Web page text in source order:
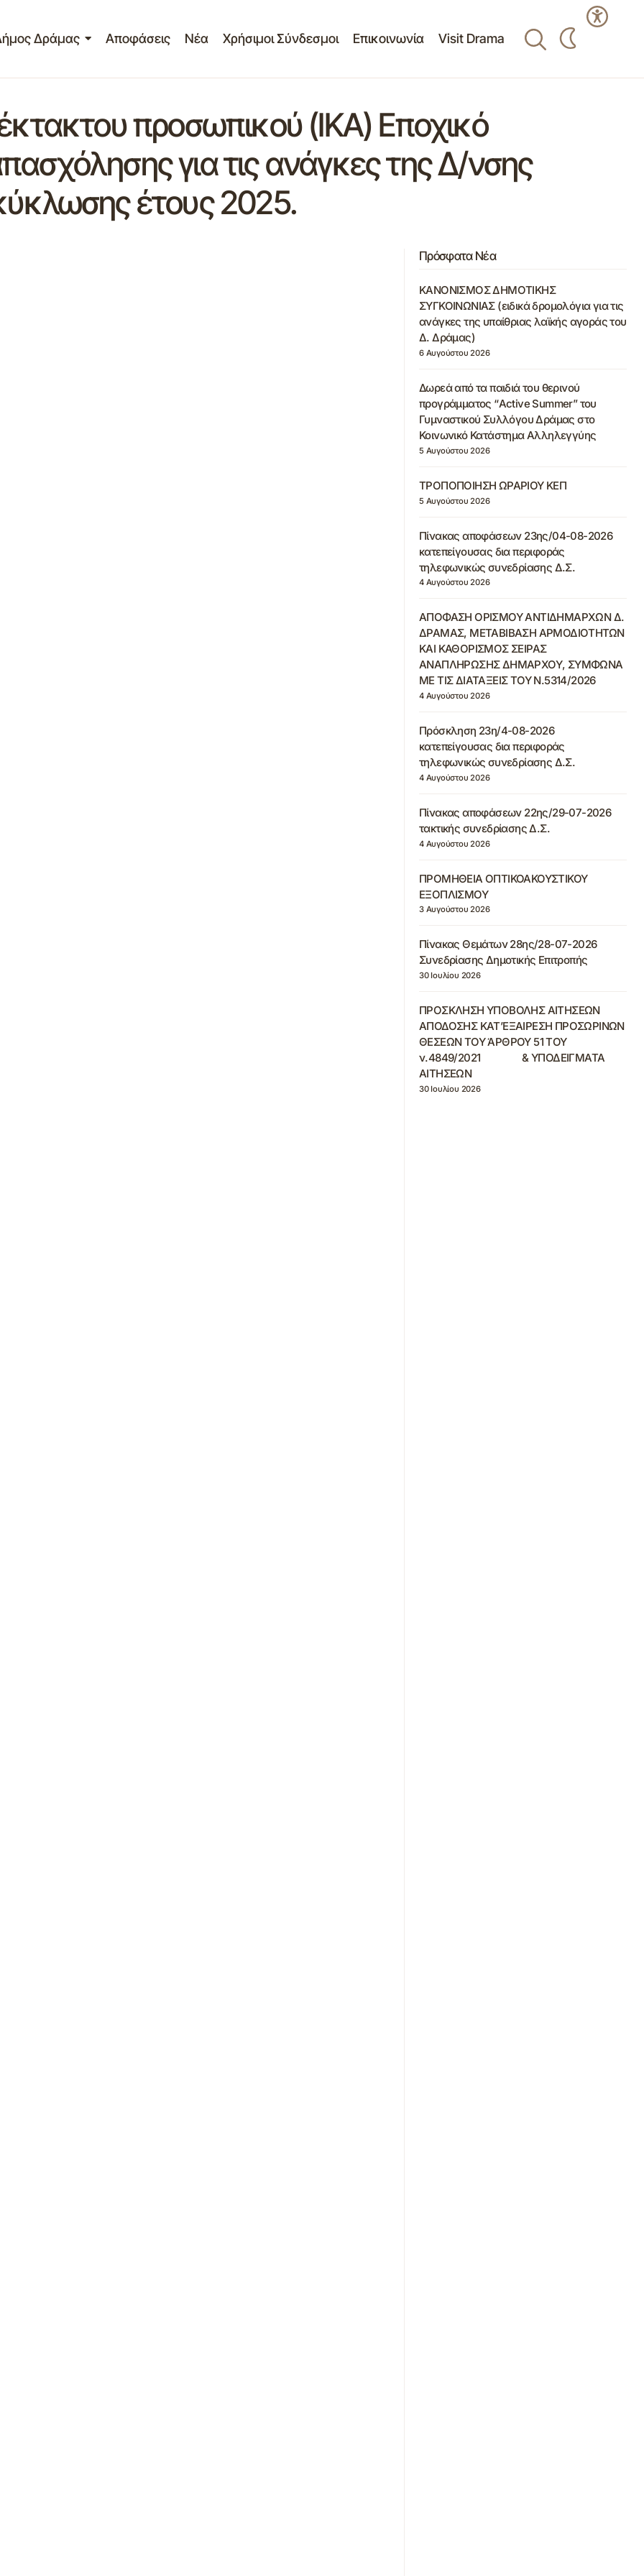
Δράμας Αποφάσεις Νέα Χρήσιμοι Σύνδεσμοι Επικοινωνία Visit Drama
προσωπικού (ΙΚΑ) Εποχικό
για τις ανάγκες της Δ/νσης
έτους 2025.
Πρόσφατα Νέα
ΚΑΝΟΝΙΣΜΟΣ ΔΗΜΟΤΙΚΗΣ
ΣΥΓΚΟΙΝΩΝΙΑΣ (ειδικά δρομολόγια για τις
ανάγκες της υπαίθριας λαϊκής αγοράς του
Δ. Δράμας)
6 Αυγούστου 2026
Δωρεά από τα παιδιά του θερινού
προγράμματος “Active Summer” του
Γυμναστικού Συλλόγου Δράμας στο
Κοινωνικό Κατάστημα Αλληλεγγύης
5 Αυγούστου 2026
ΤΡΟΠΟΠΟΙΗΣΗ ΩΡΑΡΙΟΥ ΚΕΠ
5 Αυγούστου 2026
Πίνακας αποφάσεων 23ης/04-08-2026
κατεπείγουσας δια περιφοράς
τηλεφωνικώς συνεδρίασης Δ.Σ.
4 Αυγούστου 2026
ΑΠΟΦΑΣΗ ΟΡΙΣΜΟΥ ΑΝΤΙΔΗΜΑΡΧΩΝ Δ.
ΔΡΑΜΑΣ, ΜΕΤΑΒΙΒΑΣΗ ΑΡΜΟΔΙΟΤΗΤΩΝ
ΚΑΙ ΚΑΘΟΡΙΣΜΟΣ ΣΕΙΡΑΣ
ΑΝΑΠΛΗΡΩΣΗΣ ΔΗΜΑΡΧΟΥ, ΣΥΜΦΩΝΑ
ΜΕ ΤΙΣ ΔΙΑΤΑΞΕΙΣ ΤΟΥ Ν.5314/2026
4 Αυγούστου 2026
Πρόσκληση 23η/4-08-2026
κατεπείγουσας δια περιφοράς
τηλεφωνικώς συνεδρίασης Δ.Σ.
4 Αυγούστου 2026
Πίνακας αποφάσεων 22ης/29-07-2026
τακτικής συνεδρίασης Δ.Σ.
4 Αυγούστου 2026
ΠΡΟΜΗΘΕΙΑ ΟΠΤΙΚΟΑΚΟΥΣΤΙΚΟΥ
ΕΞΟΠΛΙΣΜΟΥ
3 Αυγούστου 2026
Πίνακας Θεμάτων 28ης/28-07-2026
Συνεδρίασης Δημοτικής Επιτροπής
30 Ιουλίου 2026
ΠΡΟΣΚΛΗΣΗ ΥΠΟΒΟΛΗΣ ΑΙΤΗΣΕΩΝ
ΑΠΟΔΟΣΗΣ ΚΑΤ’ΕΞΑΙΡΕΣΗ ΠΡΟΣΩΡΙΝΩΝ
ΘΕΣΕΩΝ ΤΟΥ ΆΡΘΡΟΥ 51 ΤΟΥ
ν.4849/2021 & ΥΠΟΔΕΙΓΜΑΤΑ
ΑΙΤΗΣΕΩΝ
30 Ιουλίου 2026